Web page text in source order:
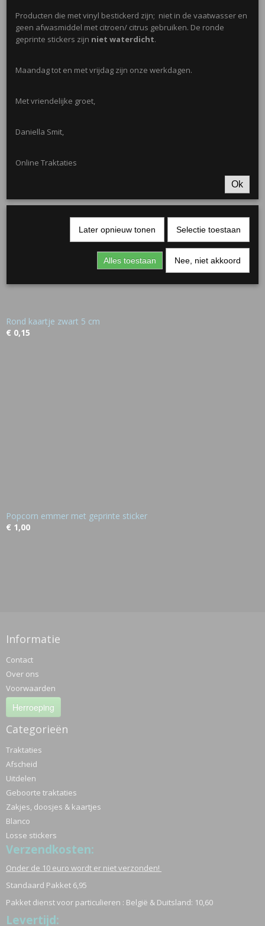
Mini Emmertje 155ml
€ 0,50
Rond kaartje zwart 5 cm
€ 0,15
Popcorn emmer met geprinte sticker
€ 1,00
Informatie
Contact
Over ons
Voorwaarden
Herroeping
Categorieën
Traktaties
Afscheid
Uitdelen
Geboorte traktaties
Zakjes, doosjes & kaartjes
Blanco
Losse stickers
Verzendkosten:
Onder de 10 euro wordt er niet verzonden!
Standaard Pakket 6,95
Pakket dienst voor particulieren : België & Duitsland: 10,60
Levertijd:
Producten die met vinyl bestickerd zijn; niet in de vaatwasser en
geen afwasmiddel met citroen/ citrus gebruiken. De ronde
geprinte stickers zijn niet waterdicht.
Maandag tot en met vrijdag zijn onze werkdagen.
Met vriendelijke groet,
Daniella Smit,
Online Traktaties
Ok
Later opnieuw tonen Selectie toestaan
Alles toestaan Nee, niet akkoord